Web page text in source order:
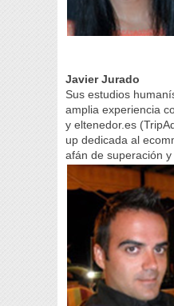
Javier Jurado
Sus estudios
amplia experiencia
y eltenedor.es
up dedicada al
afán de superación